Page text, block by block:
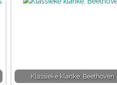
Klassieke klanke: Beethoven